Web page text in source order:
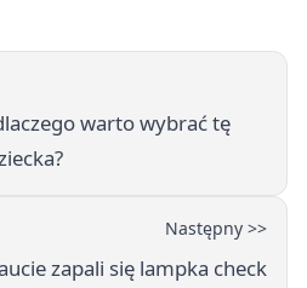
warto wybrać tę
Następny >>
zapali się lampka check